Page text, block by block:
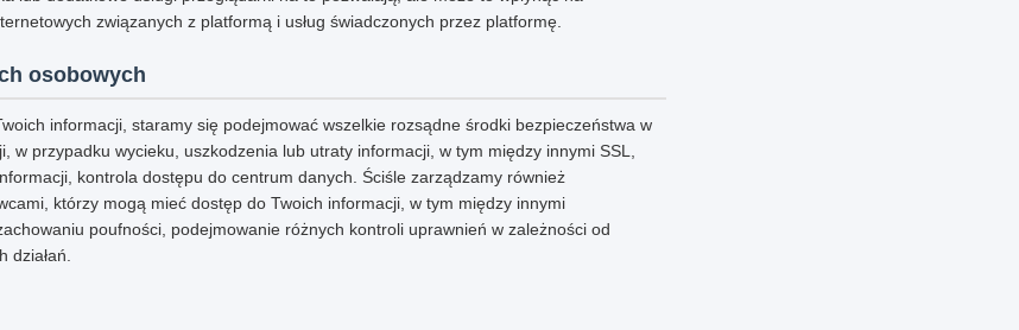
związanych z platformą i usług świadczonych przez platformę.
osobowych
informacji, staramy się podejmować wszelkie rozsądne środki bezpieczeństwa w
w przypadku wycieku, uszkodzenia lub utraty informacji, w tym między innymi SSL,
kontrola dostępu do centrum danych. Ściśle zarządzamy również
którzy mogą mieć dostęp do Twoich informacji, w tym między innymi
poufności, podejmowanie różnych kontroli uprawnień w zależności od